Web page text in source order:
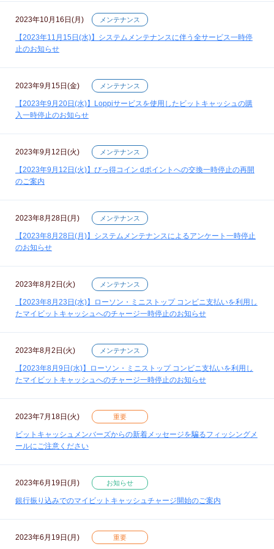
2023年10月16日(月) メンテナンス
【2023年11月15日(水)】システムメンテナンスに伴う全サービス一時停
止のお知らせ
2023年9月15日(金) メンテナンス
【2023年9月20日(水)】Loppiサービスを使用したビットキャッシュの購
入一時停止のお知らせ
2023年9月12日(火) メンテナンス
【2023年9月12日(火)】びっ得コイン dポイントへの交換一時停止の再開
のご案内
2023年8月28日(月) メンテナンス
【2023年8月28日(月)】システムメンテナンスによるアンケート一時停止
のお知らせ
2023年8月2日(火) メンテナンス
【2023年8月23日(水)】ローソン・ミニストップ コンビニ支払いを利用し
たマイビットキャッシュへのチャージ一時停止のお知らせ
2023年8月2日(火) メンテナンス
【2023年8月9日(水)】ローソン・ミニストップ コンビニ支払いを利用し
たマイビットキャッシュへのチャージ一時停止のお知らせ
2023年7月18日(火) 重要
ビットキャッシュメンバーズからの新着メッセージを騙るフィッシングメ
ールにご注意ください
2023年6月19日(月) お知らせ
銀行振り込みでのマイビットキャッシュチャージ開始のご案内
2023年6月19日(月) 重要